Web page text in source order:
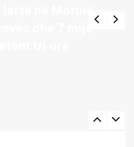
në Morinë –
dhe 7 mijë
tri orë